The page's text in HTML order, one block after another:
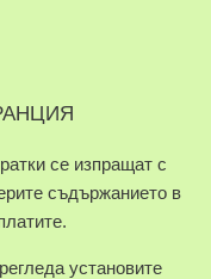
се изпращат с
съдържанието в
установите